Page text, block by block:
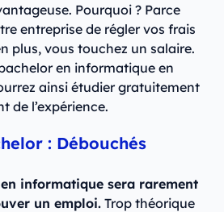
Pourquoi ? Parce
entreprise de régler vos frais
plus, vous touchez un salaire.
en informatique en
ainsi étudier gratuitement
de l’expérience.
: Débouchés
informatique sera rarement
un emploi. Trop théorique